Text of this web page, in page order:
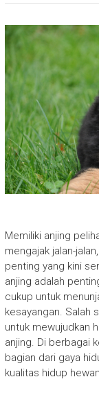
Memiliki anjing
mengajak jalan-
penting yang kini
anjing adalah
cukup untuk
kesayangan. Salah
untuk mewujudkan
anjing. Di berbagai
bagian dari gaya
kualitas hidup